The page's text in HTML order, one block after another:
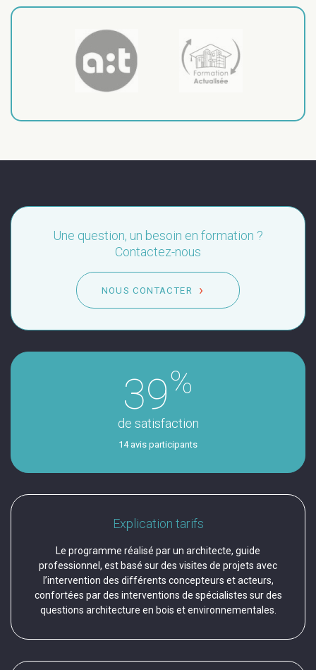
Explication tarifs
Le programme réalisé par un architecte, guide
professionnel, est basé sur des visites de projets avec
l’intervention des différents concepteurs et acteurs,
confortées par des interventions de spécialistes sur des
questions architecture en bois et environnementales.
Une question, un besoin en formation ?
Contactez-nous
NOUS CONTACTER
39%
de satisfaction
14 avis participants